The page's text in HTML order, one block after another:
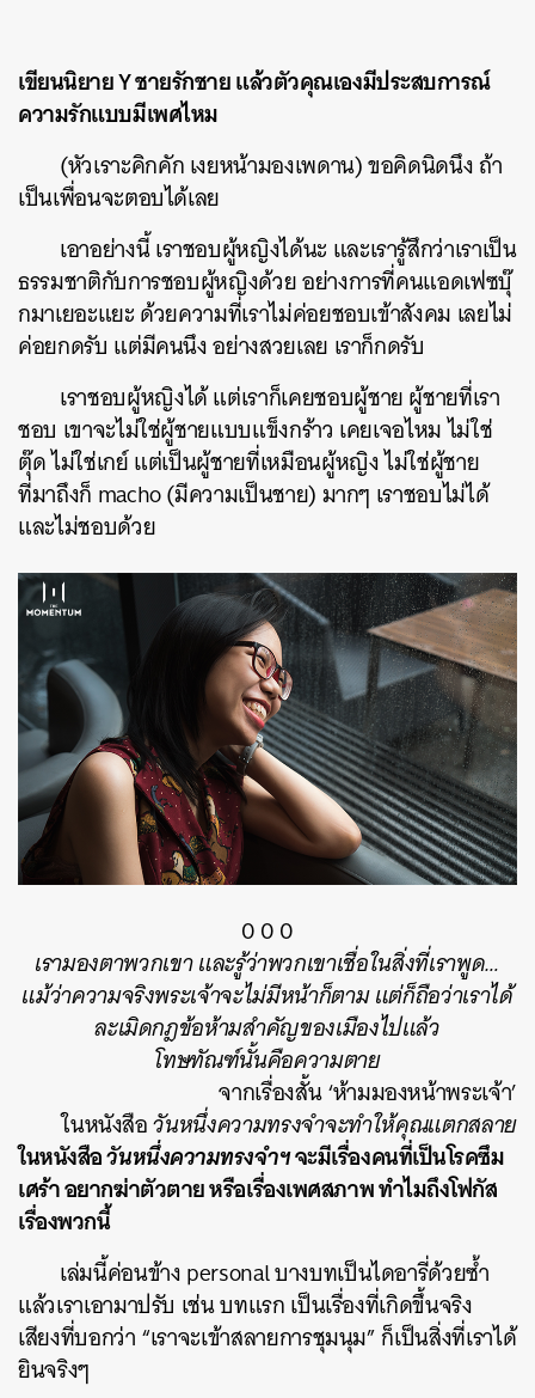
เขียนนิยาย Y ชายรักชาย แล้วตัวคุณเองมีประสบการณ์
ความรักแบบมีเพศไหม
(หัวเราะคิกคัก เงยหน้ามองเพดาน) ขอคิดนิดนึง ถ้า
เป็นเพื่อนจะตอบได้เลย
เอาอย่างนี้ เราชอบผู้หญิงได้นะ และเรารู้สึกว่าเราเป็น
ธรรมชาติกับการชอบผู้หญิงด้วย อย่างการที่คนแอดเฟซบุ๊
กมาเยอะแยะ ด้วยความที่เราไม่ค่อยชอบเข้าสังคม เลยไม่
ค่อยกดรับ แต่มีคนนึง อย่างสวยเลย เราก็กดรับ
เราชอบผู้หญิงได้ แต่เราก็เคยชอบผู้ชาย ผู้ชายที่เรา
ชอบ เขาจะไม่ใช่ผู้ชายแบบแข็งกร้าว เคยเจอไหม ไม่ใช่
ตุ๊ด ไม่ใช่เกย์ แต่เป็นผู้ชายที่เหมือนผู้หญิง ไม่ใช่ผู้ชาย
ที่มาถึงก็ macho (มีความเป็นชาย) มากๆ เราชอบไม่ได้
และไม่ชอบด้วย
0 0 0
เรามองตาพวกเขา และรู้ว่าพวกเขาเชื่อในสิ่งที่เราพูด…
แม้ว่าความจริงพระเจ้าจะไม่มีหน้าก็ตาม แต่ก็ถือว่าเราได้
ละเมิดกฎข้อห้ามสำคัญของเมืองไปแล้ว
โทษทัณฑ์นั้นคือความตาย
จากเรื่องสั้น ‘ห้ามมองหน้าพระเจ้า’
ในหนังสือวันหนึ่งความทรงจำจะทำให้คุณแตกสลาย
ในหนังสือวันหนึ่งความทรงจำฯจะมีเรื่องคนที่เป็นโรคซึม
เศร้า อยากฆ่าตัวตาย หรือเรื่องเพศสภาพ ทำไมถึงโฟกัส
เรื่องพวกนี้
เล่มนี้ค่อนข้าง personal บางบทเป็นไดอารี่ด้วยซ้ำ
แล้วเราเอามาปรับ เช่น บทแรก เป็นเรื่องที่เกิดขึ้นจริง
เสียงที่บอกว่า “เราจะเข้าสลายการชุมนุม” ก็เป็นสิ่งที่เราได้
ยินจริงๆ